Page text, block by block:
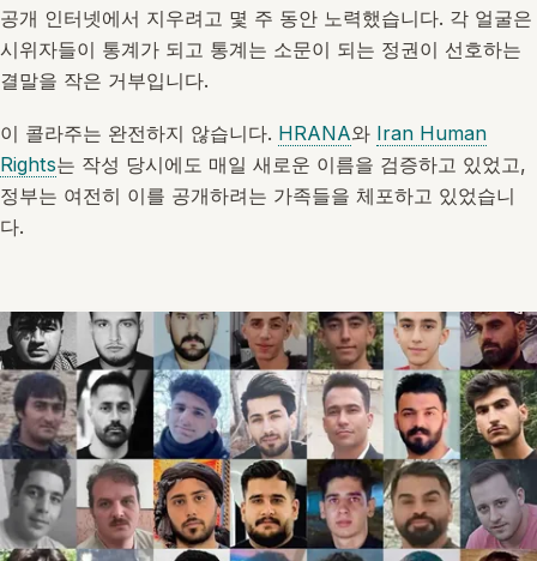
공개 인터넷에서 지우려고 몇 주 동안 노력했습니다. 각 얼굴은
시위자들이 통계가 되고 통계는 소문이 되는 정권이 선호하는
결말을 작은 거부입니다.
이 콜라주는 완전하지 않습니다. HRANA와 Iran Human
Rights는 작성 당시에도 매일 새로운 이름을 검증하고 있었고,
정부는 여전히 이를 공개하려는 가족들을 체포하고 있었습니
다.